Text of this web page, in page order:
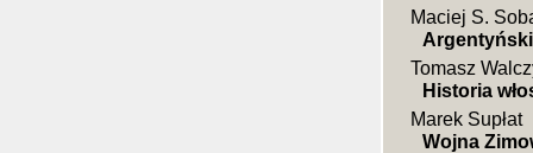
Maciej S.
Tomasz
Historia
Marek Supłat
Wojna